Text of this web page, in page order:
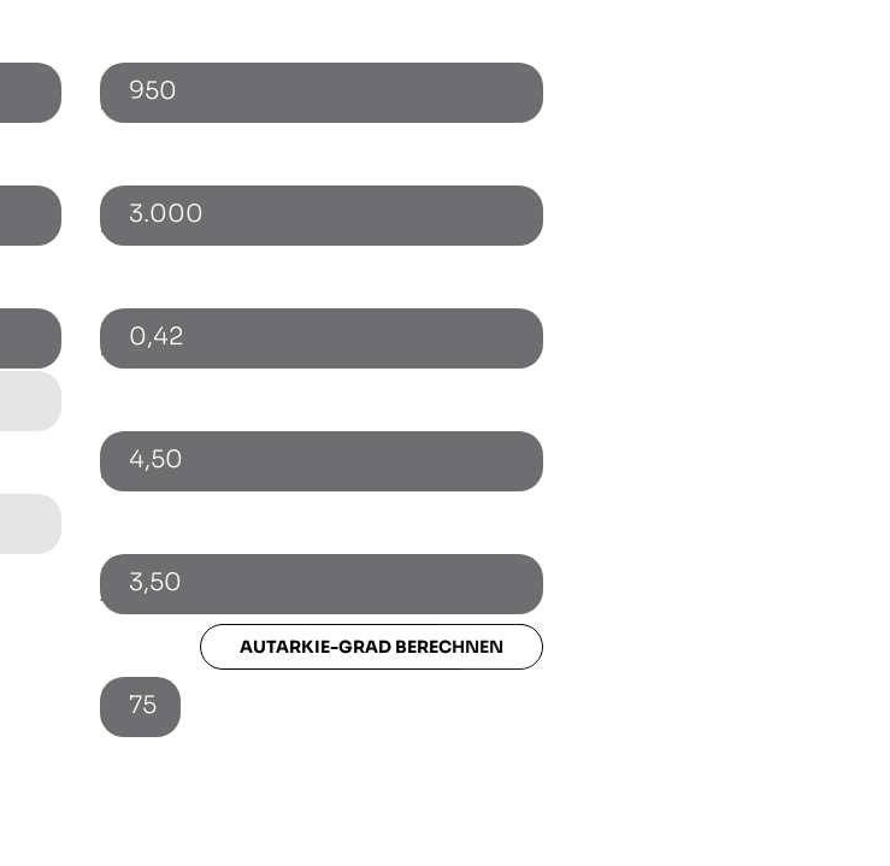
950
Energieverbrauch [kWh]
3.000
Bezugspreis [€/kWh]
0,42
Energiepreissteigerung p.a. [%]
4,50
Fremdkapitalzinssatz [%]
3,50
Autarkie-Grad mit Speicher [%]
75
AUTARKIE-GRAD BERECHNEN